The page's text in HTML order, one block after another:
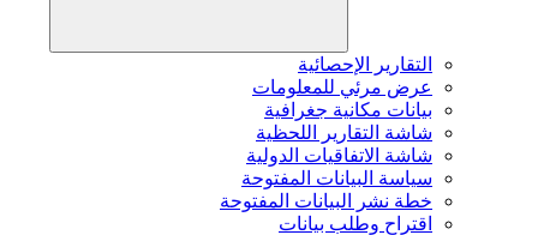
التقارير الإحصائية
عرض مرئي للمعلومات
بيانات مكانية جغرافية
شاشة التقارير اللحظية
شاشة الاتفاقيات الدولية
سياسة البيانات المفتوحة
خطة نشر البيانات المفتوحة
اقتراح وطلب بيانات